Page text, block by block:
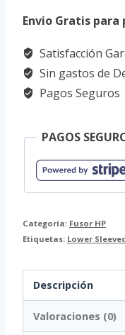
HP
P2035,
P2055,
Envio Gratis para
Satisfacción
Sin gastos de
Pagos Seguros
PAGOS
Categoría: Fusor HP
Etiquetas: Lower
Descripción
Valoraciones (0)